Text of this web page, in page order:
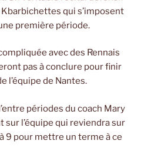
qui s’imposent
première période.
avec des Rennais
pas à conclure pour finir
l’équipe de Nantes.
périodes du coach Mary
l’équipe qui reviendra sur
9 pour mettre un terme à ce